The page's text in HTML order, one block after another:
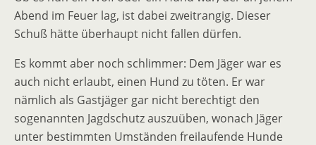
Abend im Feuer lag, ist dabei zweitrangig. Dieser
Schuß hätte überhaupt nicht fallen dürfen.
Es kommt aber noch schlimmer: Dem Jäger war es
auch nicht erlaubt, einen Hund zu töten. Er war
nämlich als Gastjäger gar nicht berechtigt den
sogenannten Jagdschutz auszuüben, wonach Jäger
unter bestimmten Umständen freilaufende Hunde